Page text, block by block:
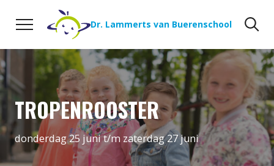
Naar de inhoud
Dr. Lammerts van Buerenschool
TROPENROOSTER
donderdag 25 juni t/m zaterdag 27 juni